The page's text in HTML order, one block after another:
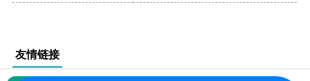
友情链接